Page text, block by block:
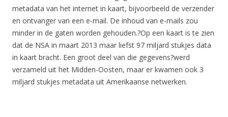
metadata van het internet in kaart, bijvoorbeeld de verzender
en ontvanger van een e-mail. De inhoud van e-mails zou
minder in de gaten worden gehouden.?Op een kaart is te zien
dat de NSA in maart 2013 maar liefst 97 miljard stukjes data
in kaart bracht. Een groot deel van die gegevens?werd
verzameld uit het Midden-Oosten, maar er kwamen ook 3
miljard stukjes metadata uit Amerikaanse netwerken.